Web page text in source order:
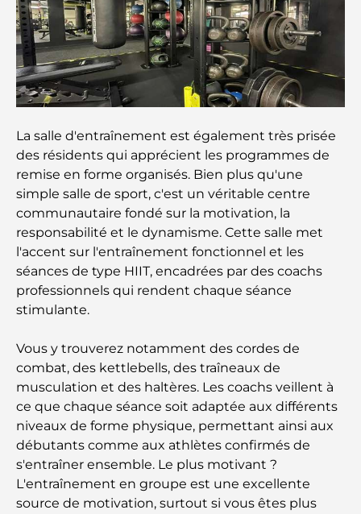
Le guide ultime des restaurants gastronomiques
de Palm Jumeirah
Découvrez les meilleurs petits-déjeuners de
Business Bay, à Dubaï.
Hôpitaux publics à Dubaï : des soins de santé
complets pour tous
Lamborghini les plus chères jamais construites : la
liste ultime des collectionneurs
L'école GEMS la plus chère de Dubaï : un guide
complet pour les parents
Les meilleures écoles près de Damac Hills 2 : un
Les meilleurs restaurants indiens de Dubaï : un
voyage culinaire
Découvrez la promenade de Palm Jumeirah : une
balade placée sous le signe du luxe et des
panoramas.
Meilleurs quartiers où vivre en famille à Dubaï :
découvrez les meilleures options
La salle d'entraînement est également très prisée
des résidents qui apprécient les programmes de
remise en forme organisés. Bien plus qu'une
simple salle de sport, c'est un véritable centre
communautaire fondé sur la motivation, la
responsabilité et le dynamisme. Cette salle met
l'accent sur l'entraînement fonctionnel et les
séances de type HIIT, encadrées par des coachs
professionnels qui rendent chaque séance
stimulante.
Vous y trouverez notamment des cordes de
combat, des kettlebells, des traîneaux de
musculation et des haltères. Les coachs veillent à
ce que chaque séance soit adaptée aux différents
niveaux de forme physique, permettant ainsi aux
débutants comme aux athlètes confirmés de
s'entraîner ensemble. Le plus motivant ?
L'entraînement en groupe est une excellente
source de motivation, surtout si vous êtes plus